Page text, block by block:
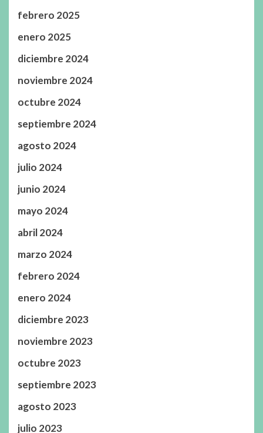
febrero 2025
enero 2025
diciembre 2024
noviembre 2024
octubre 2024
septiembre 2024
agosto 2024
julio 2024
junio 2024
mayo 2024
abril 2024
marzo 2024
febrero 2024
enero 2024
diciembre 2023
noviembre 2023
octubre 2023
septiembre 2023
agosto 2023
julio 2023